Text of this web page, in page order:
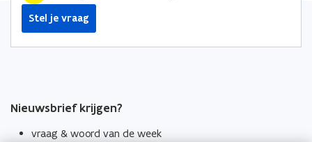
Stel je vraag
Nieuwsbrief krijgen?
vraag & woord van de week